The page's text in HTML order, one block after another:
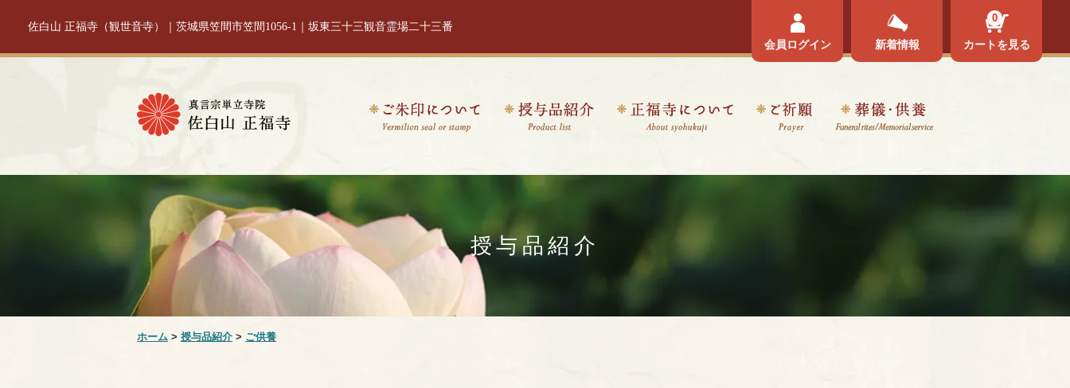
佐白山 正福寺（観世音寺）｜茨城県笠間市笠間1056-1｜坂東三十三観音霊場二十三番
会員ログイン
新着情報 カートを見る
0
授与品紹介
ホーム > 授与品紹介 > ご供養